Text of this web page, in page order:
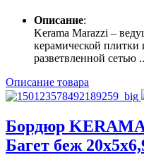
Описание:
Kerama Marazzi –
керамической плитки
разветвленной сетью
Описание товара
Бордюр
Багет беж